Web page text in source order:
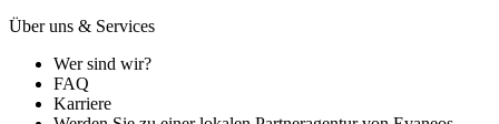
Über uns & Services
Wer sind wir?
FAQ
Karriere